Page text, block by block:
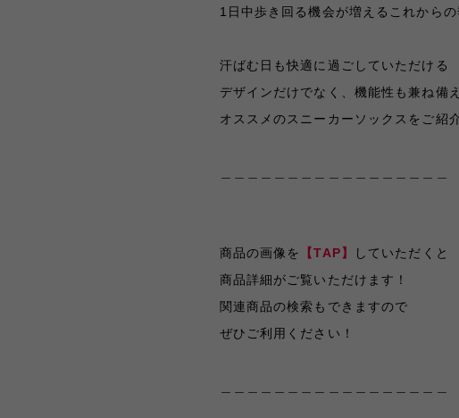
1日中歩き回る機会が増えるこれからの
汗ばむ日も快適に過ごしていただける
デザインだけでなく、機能性も兼ね備
オススメのスニーカーソックスをご紹
商品の画像を 【TAP】
していただくと
商品詳細がご覧いただけます！
関連商品の検索もできますので
ぜひご利用ください！